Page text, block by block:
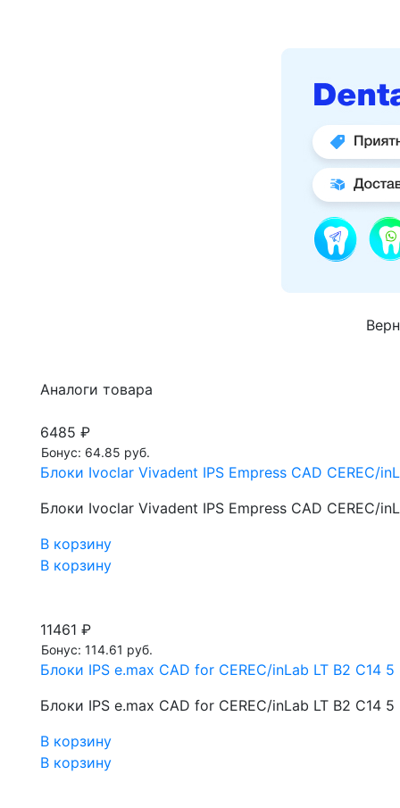
Аналоги товара
6485 ₽
Бонус: 64.85 руб.
Блоки Ivoclar Vivadent IPS Empress CAD CEREC/
Блоки Ivoclar Vivadent IPS Empress CAD CEREC/
В корзину
В корзину
11461 ₽
Бонус: 114.61 руб.
Блоки IPS e.max CAD for CEREC/inLab LT B2 С14 5
Блоки IPS e.max CAD for CEREC/inLab LT B2 С14 5
В корзину
В корзину